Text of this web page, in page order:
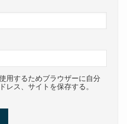
用するためブラウザーに自分
レス、サイトを保存する。